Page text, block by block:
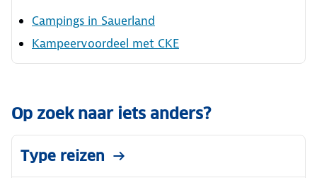
Campings in Sauerland
Kampeervoordeel met CKE
Op zoek naar iets anders?
Type reizen